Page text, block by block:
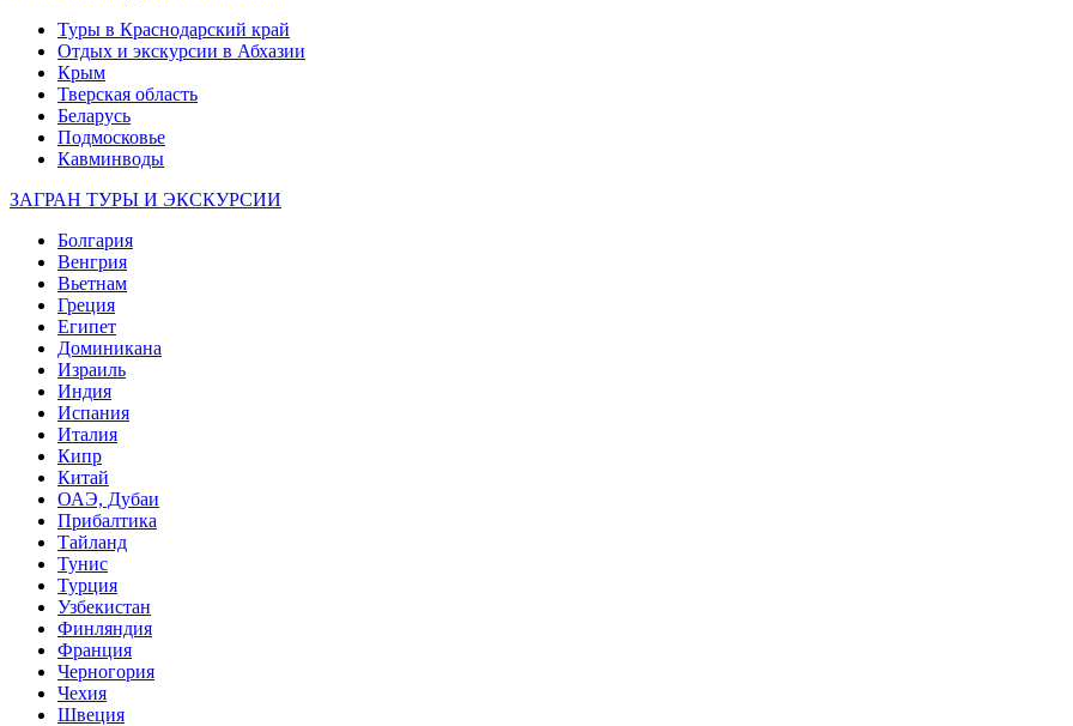
Туры в Краснодарский край
Отдых и экскурсии в Абхазии
Крым
Тверская область
Беларусь
Подмосковье
Кавминводы
ЗАГРАН ТУРЫ И ЭКСКУРСИИ
Болгария
Венгрия
Вьетнам
Греция
Египет
Доминикана
Израиль
Индия
Испания
Италия
Кипр
Китай
ОАЭ, Дубаи
Прибалтика
Тайланд
Тунис
Турция
Узбекистан
Финляндия
Франция
Черногория
Чехия
Швеция